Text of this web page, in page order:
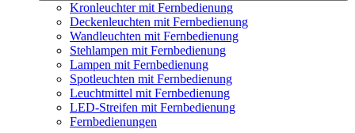
Kronleuchter mit Fernbedienung
Deckenleuchten mit Fernbedienung
Wandleuchten mit Fernbedienung
Stehlampen mit Fernbedienung
Lampen mit Fernbedienung
Spotleuchten mit Fernbedienung
Leuchtmittel mit Fernbedienung
LED-Streifen mit Fernbedienung
Fernbedienungen